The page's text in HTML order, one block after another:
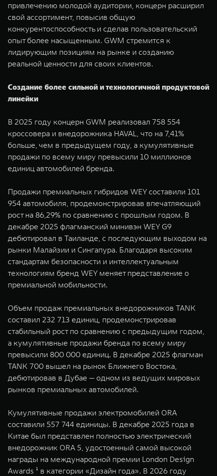
привлечению молодой аудитории, концерн расширил
свой ассортимент, повысив общую
конкурентоспособность и сделав пользовательский
опыт более насыщенным. GWM стремится к
лидирующим позициям на рынке и созданию
реальной ценности для своих клиентов.
Создание более сильной и технологичной продуктовой
линейки
В 2025 году концерн GWM реализовал 758 554
кроссовера и внедорожника HAVAL, что на 7,41%
больше, чем в предыдущем году, а кумулятивные
продажи по всему миру превысили 10 миллионов
единиц автомобилей бренда.
Продажи премиальных гибридов WEY составили 101
954 автомобиля, продемонстрировав впечатляющий
рост на 86,29% по сравнению с прошлым годом. В
декабре 2025 флагманский минивэн WEY G9
дебютировал в Таиланде, с последующим выходом на
рынки Малайзии и Сингапура. Благодаря высоким
стандартам безопасности и интеллектуальным
технологиям бренд WEY меняет представление о
премиальной мобильности.
Объем продаж премиальных внедорожников TANK
составил 232 713 единиц, продемонстрировав
стабильный рост по сравнению с предыдущим годом,
а кумулятивные продажи бренда по всему миру
превысили 800 000 единиц. В декабре 2025 флагман
TANK 700 вышел на рынок Ближнего Востока,
дебютировав в Дубае — одном из ведущих мировых
рынков премиальных автомобилей.
Кумулятивные продажи электромобилей ORA
составили 557 744 единицы. В декабре 2025 года в
Китае был представлен полностью электрический
внедорожник ORA 5, удостоенный самой высокой
награды на международной премии London Design
Awards ¹ в категории «Дизайн года». В 2026 году